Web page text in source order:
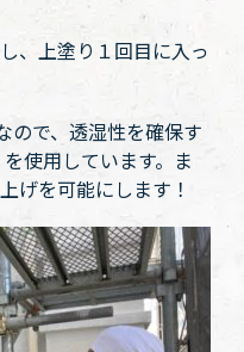
、上塗り１回目に入っ
ので、透湿性を確保す
使用しています。ま
げを可能にします！